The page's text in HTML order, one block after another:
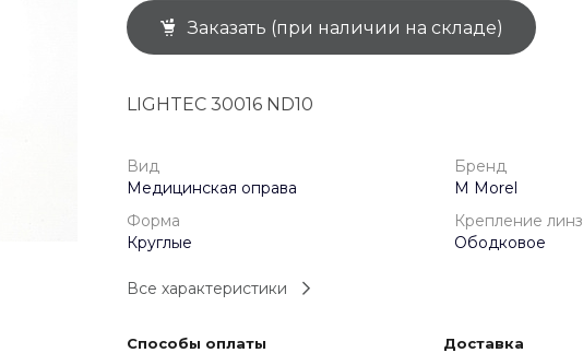
+7 (926) 092 4274
г. Королёв, пр-т
(0-9)
1 мая: 10:00-19:00
9 мая: 10:00-19:00
Заказать (при наличии на складе)
LIGHTEC 30016 ND10
Вид
Медицинская оправа
Бренд
M Morel
Форма
Круглые
Крепление линз
Ободковое
Все характеристики
Способы оплаты Доставка